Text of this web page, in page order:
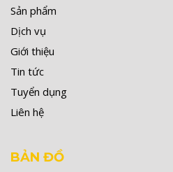
Sản phẩm
Dịch vụ
Giới thiệu
Tin tức
Tuyển dụng
Liên hệ
BẢN ĐỒ